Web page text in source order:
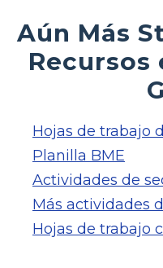
Aún Más
Hojas de trabajo
Planilla BME
Actividades de
Más actividades
Hojas de trabajo